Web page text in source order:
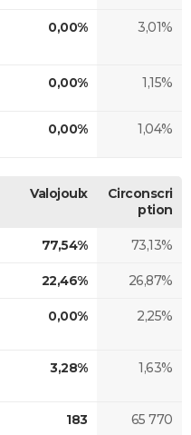
0,00% 3,01%
0,00% 1,15%
0,00% 1,04%
Valojoulx
Circonscri
ption
77,54% 73,13%
22,46% 26,87%
0,00% 2,25%
3,28% 1,63%
183 65 770